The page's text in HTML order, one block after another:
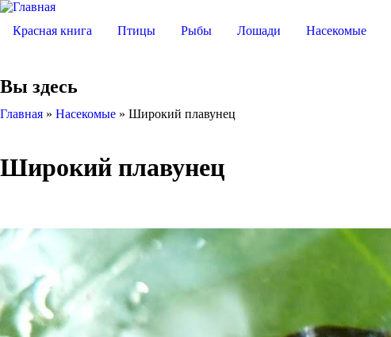
Красная книга Птицы Рыбы Лошади Насекомые
Вы здесь
Главная » Насекомые » Широкий плавунец
Широкий плавунец